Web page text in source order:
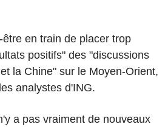
en train de placer trop
positifs" des "discussions
la Chine" sur le Moyen-Orient,
analystes d'ING.
a pas vraiment de nouveaux